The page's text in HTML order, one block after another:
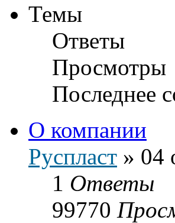
Темы
Ответы
Просмотры
Последнее
О компании
Руспласт » 04
1 Ответы
99770